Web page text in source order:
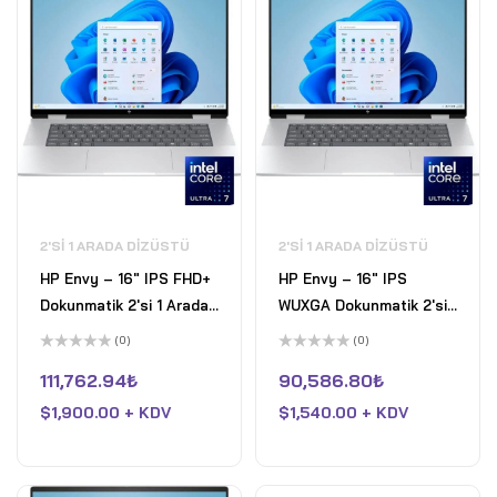
2'SI 1 ARADA DIZÜSTÜ
HP Envy – 16" IPS FHD+
Dokunmatik 2'si 1 Arada
Laptop Intel Core Ultra
Graphics 32GB LPDDR5
RAM 2TB Pcle 4 SSD
üzerinden
0
aldı
(0)
111,762.94₺
$1,900.00 + KDV
2'SI 1 ARADA DIZÜSTÜ
HP Envy – 16" IPS
WUXGA Dokunmatik 2'si 1
Arada Laptop Intel Core
Graphics 16GB LPDDR5
RAM 1TB Pcle 4 SSD Win
üzerinden
0
aldı
(0)
90,586.80₺
$1,540.00 + KDV